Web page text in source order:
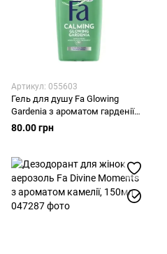
Артикул: 055603
Гель для душу Fa Glowing
Gardenia з ароматом гарденії
250 мл
80.00 грн